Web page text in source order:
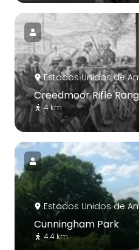
Estados Unidos de
Creedmoor Rifle
4 km
Estados Unidos de
Cunningham Park
4.4 km